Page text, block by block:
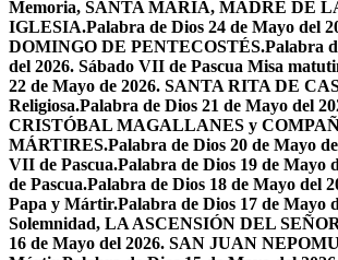
Memoria, SANTA MARÍA, MADRE DE
IGLESIA.Palabra de Dios 24 de Mayo del
DOMINGO DE PENTECOSTÉS.Palabra
del 2026. Sábado VII de Pascua Misa
22 de Mayo de 2026. SANTA RITA DE
Religiosa.Palabra de Dios 21 de Mayo del
CRISTÓBAL MAGALLANES y
MÁRTIRES.Palabra de Dios 20 de Mayo
VII de Pascua.Palabra de Dios 19 de Mayo
de Pascua.Palabra de Dios 18 de Mayo del
Papa y Mártir.Palabra de Dios 17 de Mayo
Solemnidad, LA ASCENSIÓN DEL
16 de Mayo del 2026. SAN JUAN